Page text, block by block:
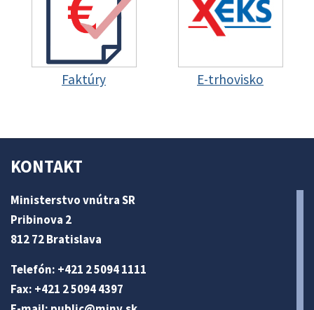
Faktúry E-trhovisko
KONTAKT
Ministerstvo vnútra SR
Pribinova 2
812 72 Bratislava
Telefón: +421 2 5094 1111
Fax: +421 2 5094 4397